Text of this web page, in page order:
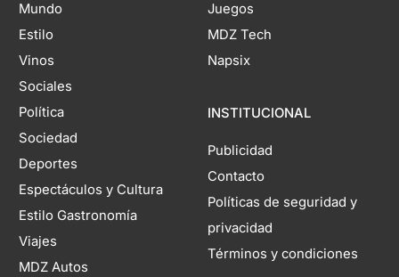
Mundo
Estilo
Vinos
Sociales
Política
Sociedad
Deportes
Espectáculos y Cultura
Estilo Gastronomía
Viajes
MDZ Autos
Juegos
MDZ Tech
Napsix
INSTITUCIONAL
Publicidad
Contacto
Políticas de seguridad y
privacidad
Términos y condiciones